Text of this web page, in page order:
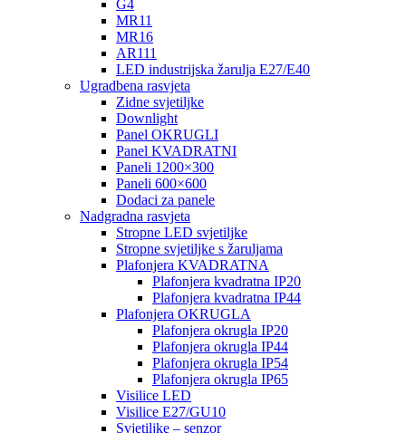
G4
MR11
MR16
AR111
LED industrijska žarulja E27/E40
Ugradbena rasvjeta
Zidne svjetiljke
Downlight
Panel OKRUGLI
Panel KVADRATNI
Paneli 1200×300
Paneli 600×600
Dodaci za panele
Nadgradna rasvjeta
Stropne LED svjetiljke
Stropne svjetiljke s žaruljama
Plafonjera KVADRATNA
Plafonjera kvadratna IP20
Plafonjera kvadratna IP44
Plafonjera OKRUGLA
Plafonjera okrugla IP20
Plafonjera okrugla IP44
Plafonjera okrugla IP54
Plafonjera okrugla IP65
Visilice LED
Visilice E27/GU10
Svjetiljke – senzor